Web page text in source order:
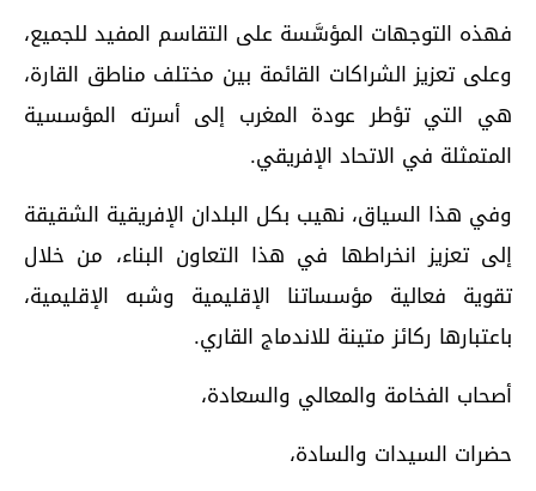
فهذه التوجهات المؤسَّسة على التقاسم المفيد للجميع،
وعلى تعزيز الشراكات القائمة بين مختلف مناطق القارة،
هي التي تؤطر عودة المغرب إلى أسرته المؤسسية
المتمثلة في الاتحاد الإفريقي.
وفي هذا السياق، نهيب بكل البلدان الإفريقية الشقيقة
إلى تعزيز انخراطها في هذا التعاون البناء، من خلال
تقوية فعالية مؤسساتنا الإقليمية وشبه الإقليمية،
باعتبارها ركائز متينة للاندماج القاري.
أصحاب الفخامة والمعالي والسعادة،
حضرات السيدات والسادة،